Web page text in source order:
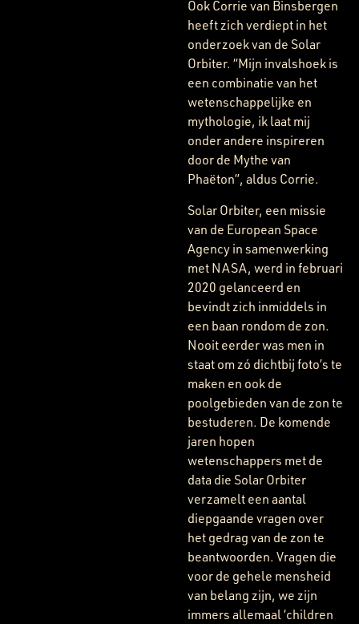
Ook Corrie van Binsbergen
heeft zich verdiept in het
onderzoek van de Solar
Orbiter. “Mijn invalshoek is
een combinatie van het
wetenschappelijke en
mythologie, ik laat mij
onder andere inspireren
door de Mythe van
Phaëton”, aldus Corrie.
Solar Orbiter, een missie
van de European Space
Agency in samenwerking
met NASA, werd in februari
2020 gelanceerd en
bevindt zich inmiddels in
een baan rondom de zon.
Nooit eerder was men in
staat om zó dichtbij foto’s te
maken en ook de
poolgebieden van de zon te
bestuderen. De komende
jaren hopen
wetenschappers met de
data die Solar Orbiter
verzamelt een aantal
diepgaande vragen over
het gedrag van de zon te
beantwoorden. Vragen die
voor de gehele mensheid
van belang zijn, we zijn
immers allemaal ‘children